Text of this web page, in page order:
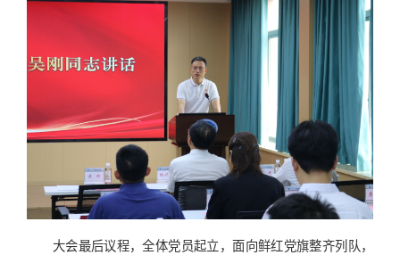
大会最后议程，全体党员起立，面向鲜红党旗整齐列队，